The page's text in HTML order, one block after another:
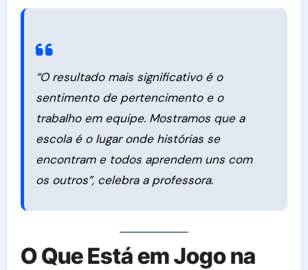
“O resultado mais significativo é o
sentimento de pertencimento e o
trabalho em equipe. Mostramos que a
escola é o lugar onde histórias se
encontram e todos aprendem uns com
os outros”, celebra a professora.
O Que Está em Jogo na